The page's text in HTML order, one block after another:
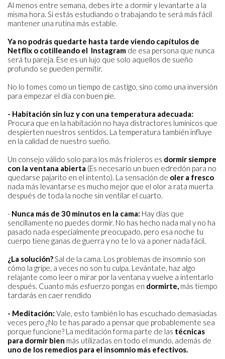
Al menos entre semana, debes irte a dormir y levantarte a la
misma hora. Si estás estudiando o trabajando te será más fácil
mantener una rutina más estable.
Ya no podrás quedarte hasta tarde viendo capítulos de
Netflix o cotilleando el Instagram de esa persona que nunca
será tu pareja. Ese es un lujo que solo aquellos de sueño
profundo se pueden permitir.
No lo tomes como un tiempo de castigo, sino como una inversión
para empezar el día con buen pie.
- Habitación sin luz y con una temperatura adecuada:
Procura que en la habitación no haya distractores lumínicos que
despierten nuestros sentidos. La temperatura también influye
en la calidad de nuestro sueño.
Un consejo válido solo para los más frioleros es dormir siempre
con la ventana abierta (Es necesario un buen edredón para no
quedarse pajarito en el intento). La sensación de oler a fresco
nada más levantarse es mucho mejor que el olor a rata muerta
después de toda la noche sin ventilar el cuarto.
- Nunca más de 30 minutos en la cama: Hay días que
sencillamente no puedes dormir. No has hecho nada mal y no ha
pasado nada especialmente preocupado, pero esa noche tu
cuerpo tiene ganas de guerra y no te lo va a poner nada fácil.
¿La solución?Sal de la cama. Los problemas de insomnio son
cómo la gripe, a veces no son tu culpa. Levántate, haz algo
relajante como leer o mirar por la ventana y vuelve a intentarlo
después. Cuanto más esfuerzo pongas en dormirte, más tiempo
tardarás en caer rendido
- Meditación: Vale, esto también lo has escuchado demasiadas
veces pero ¿No te has parado a pensar que probablemente sea
porque funcione? La meditación forma parte de las técnicas
para dormir bien más utilizadas en todo el mundo, además de
uno de los remedios para el insomnio más efectivos.